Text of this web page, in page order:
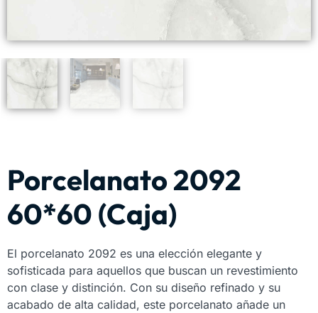
Porcelanato 2092
60*60 (Caja)
El porcelanato 2092 es una elección elegante y
sofisticada para aquellos que buscan un revestimiento
con clase y distinción. Con su diseño refinado y su
acabado de alta calidad, este porcelanato añade un